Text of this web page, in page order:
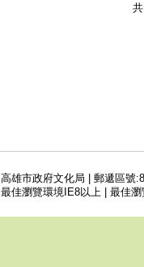
高雄市政府文化局 | 郵遞區號
最佳瀏覽環境IE8以上 | 最佳